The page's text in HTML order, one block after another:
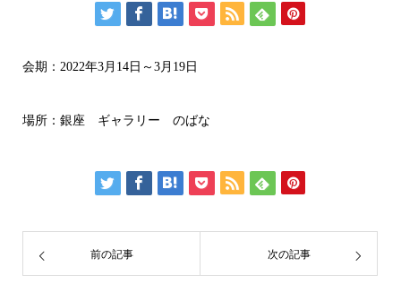
会期：2022年3月14日～3月19日
場所：銀座 ギャラリー のばな
前の記事 次の記事